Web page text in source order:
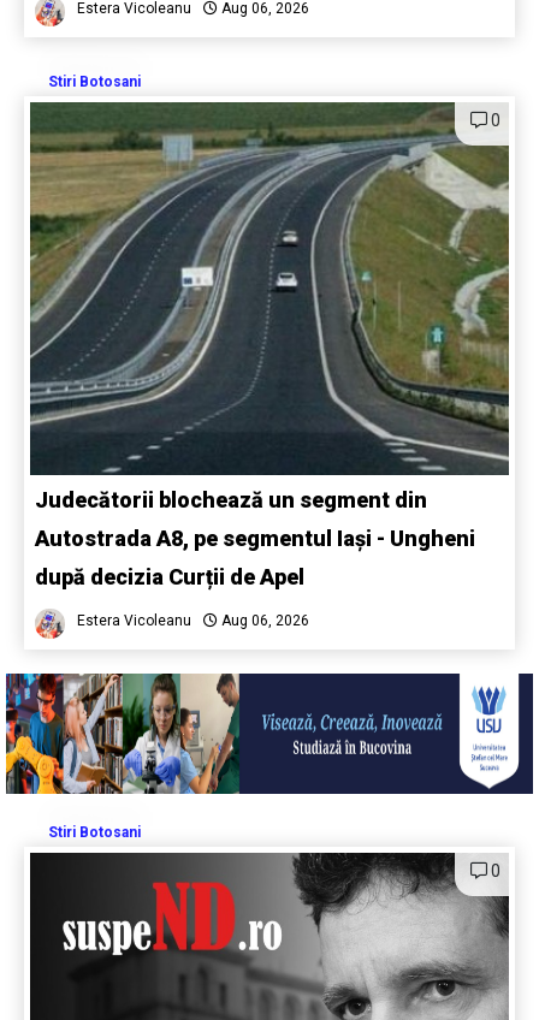
Estera Vicoleanu Aug 06, 2026
Stiri Botosani
0
Judecătorii blochează un segment din
Autostrada A8, pe segmentul Iași - Ungheni
după decizia Curții de Apel
Estera Vicoleanu Aug 06, 2026
Stiri Botosani
0